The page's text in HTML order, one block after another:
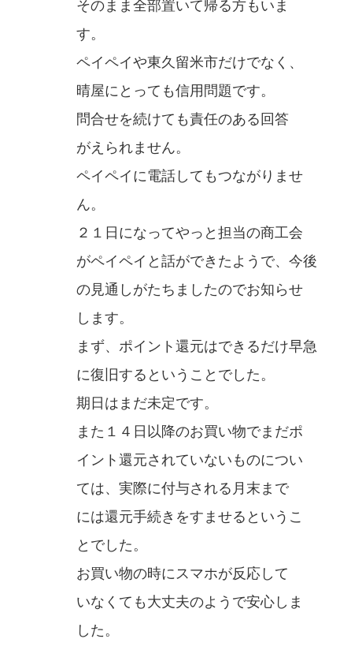
そのまま全部置いて帰る方もいま
す。
ペイペイや東久留米市だけでなく、
晴屋にとっても信用問題です。
問合せを続けても責任のある回答
がえられません。
ペイペイに電話してもつながりませ
ん。
２１日になってやっと担当の商工会
がペイペイと話ができたようで、今後
の見通しがたちましたのでお知らせ
します。
まず、ポイント還元はできるだけ早急
に復旧するということでした。
期日はまだ未定です。
また１４日以降のお買い物でまだポ
イント還元されていないものについ
ては、実際に付与される月末まで
には還元手続きをすませるというこ
とでした。
お買い物の時にスマホが反応して
いなくても大丈夫のようで安心しま
した。